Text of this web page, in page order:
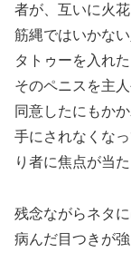
者が、互いに火
筋縄ではいかな
タトゥーを入れ
そのペニスを主
同意したにもか
手にされなくな
り者に焦点が当
残念ながらネタ
病んだ目つきが